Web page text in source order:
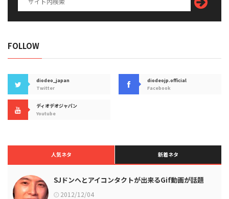
FOLLOW
diodeo_japan
Twitter
diodeojp.official
Facebook
ディオデオジャパン
Youtube
人気ネタ 新着ネタ
SJドンヘとアイコンタクトが出来るGif動画が話題
2012/12/04